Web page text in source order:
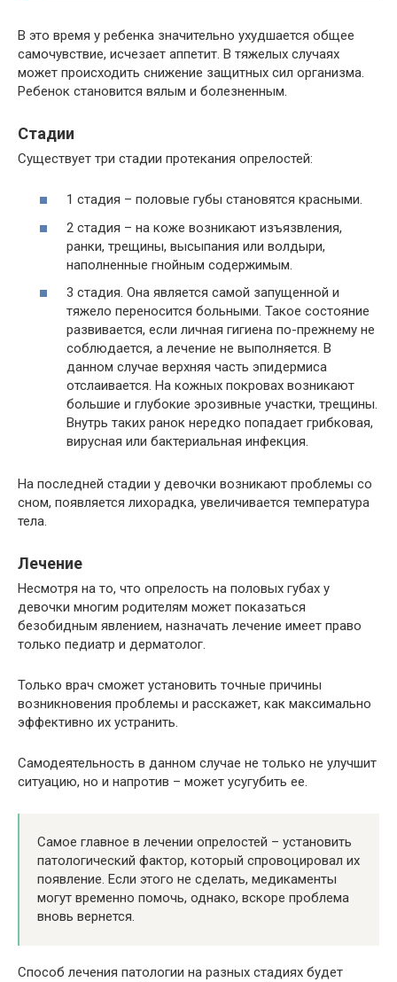
В это время у ребенка значительно ухудшается общее
самочувствие, исчезает аппетит. В тяжелых случаях
может происходить снижение защитных сил организма.
Ребенок становится вялым и болезненным.
Стадии
Существует три стадии протекания опрелостей:
1 стадия – половые губы становятся красными.
2 стадия – на коже возникают изъязвления,
ранки, трещины, высыпания или волдыри,
наполненные гнойным содержимым.
3 стадия. Она является самой запущенной и
тяжело переносится больными. Такое состояние
развивается, если личная гигиена по-прежнему не
соблюдается, а лечение не выполняется. В
данном случае верхняя часть эпидермиса
отслаивается. На кожных покровах возникают
большие и глубокие эрозивные участки, трещины.
Внутрь таких ранок нередко попадает грибковая,
вирусная или бактериальная инфекция.
На последней стадии у девочки возникают проблемы со
сном, появляется лихорадка, увеличивается температура
тела.
Лечение
Несмотря на то, что опрелость на половых губах у
девочки многим родителям может показаться
безобидным явлением, назначать лечение имеет право
только педиатр и дерматолог.
Только врач сможет установить точные причины
возникновения проблемы и расскажет, как максимально
эффективно их устранить.
Самодеятельность в данном случае не только не улучшит
ситуацию, но и напротив – может усугубить ее.
Самое главное в лечении опрелостей – установить
патологический фактор, который спровоцировал их
появление. Если этого не сделать, медикаменты
могут временно помочь, однако, вскоре проблема
вновь вернется.
Способ лечения патологии на разных стадиях будет